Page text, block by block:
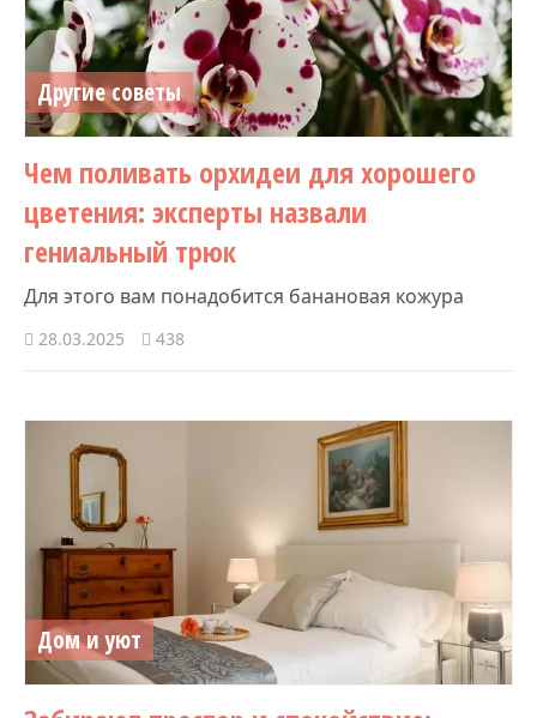
Другие советы
Чем поливать орхидеи для хорошего
цветения: эксперты назвали
гениальный трюк
Для этого вам понадобится банановая кожура
28.03.2025 438
Дом и уют